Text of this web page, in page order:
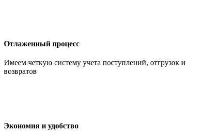
Отлаженный процесс
Имеем четкую систему учета поступлений, отгрузок и
возвратов
Экономия и удобство